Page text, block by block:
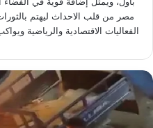
مصر من قلب الاحداث ليهتم
الفعاليات الاقتصادية والرياضية